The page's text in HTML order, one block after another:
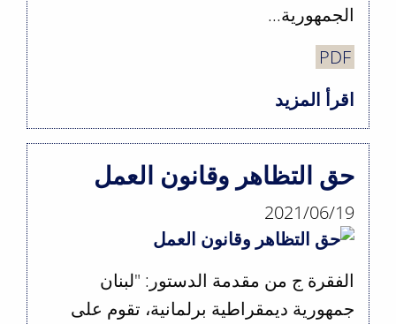
الجمهورية...
PDF
اقرأ المزيد
دور
الجمهورية
في
مرحلة
السلطة
حق التظاهر وقانون العمل
2021/06/19
الفقرة ج من مقدمة الدستور: "لبنان
جمهورية ديمقراطية برلمانية، تقوم على